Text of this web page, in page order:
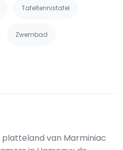
Tafeltennistafel
Zwembad
van Marminiac